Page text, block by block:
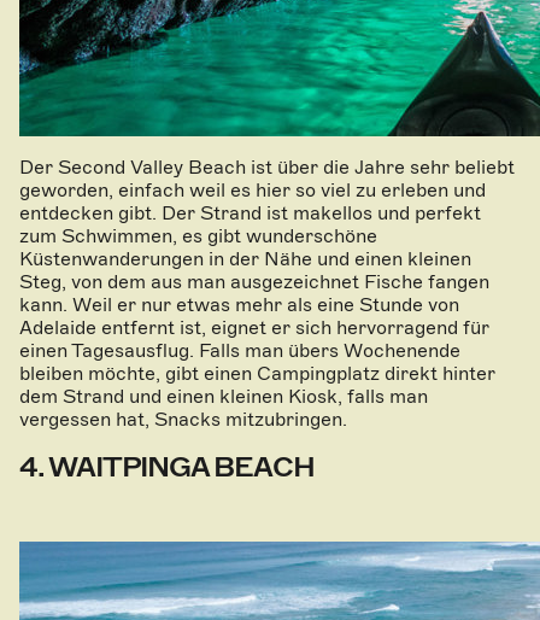
Der Second Valley Beach ist über die Jahre sehr beliebt
geworden, einfach weil es hier so viel zu erleben und
entdecken gibt. Der Strand ist makellos und perfekt
zum Schwimmen, es gibt wunderschöne
Küstenwanderungen in der Nähe und einen kleinen
Steg, von dem aus man ausgezeichnet Fische fangen
kann. Weil er nur etwas mehr als eine Stunde von
Adelaide entfernt ist, eignet er sich hervorragend für
einen Tagesausflug. Falls man übers Wochenende
bleiben möchte, gibt einen Campingplatz direkt hinter
dem Strand und einen kleinen Kiosk, falls man
vergessen hat, Snacks mitzubringen.
4. WAITPINGA BEACH